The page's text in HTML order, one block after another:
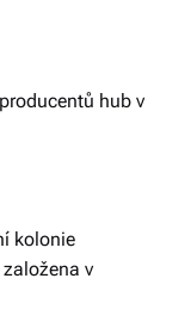
hub v
kolonie
v